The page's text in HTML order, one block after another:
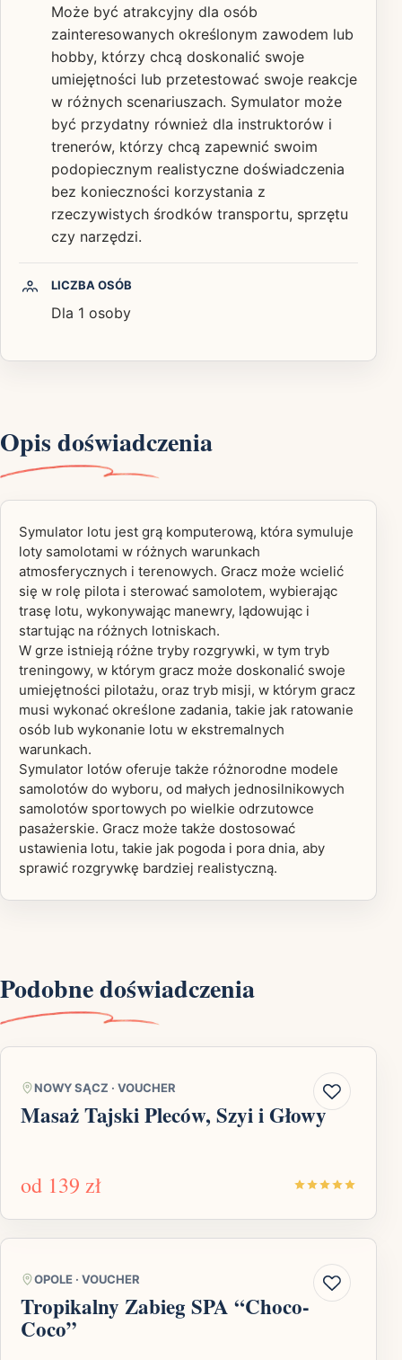
Może być atrakcyjny dla osób
zainteresowanych określonym zawodem lub
hobby, którzy chcą doskonalić swoje
umiejętności lub przetestować swoje reakcje
w różnych scenariuszach. Symulator może
być przydatny również dla instruktorów i
trenerów, którzy chcą zapewnić swoim
podopiecznym realistyczne doświadczenia
bez konieczności korzystania z
rzeczywistych środków transportu, sprzętu
czy narzędzi.
LICZBA OSÓB
Dla 1 osoby
Opis doświadczenia
Symulator lotu jest grą komputerową, która symuluje
loty samolotami w różnych warunkach
atmosferycznych i terenowych. Gracz może wcielić
się w rolę pilota i sterować samolotem, wybierając
trasę lotu, wykonywając manewry, lądowując i
startując na różnych lotniskach.
W grze istnieją różne tryby rozgrywki, w tym tryb
treningowy, w którym gracz może doskonalić swoje
umiejętności pilotażu, oraz tryb misji, w którym gracz
musi wykonać określone zadania, takie jak ratowanie
osób lub wykonanie lotu w ekstremalnych
warunkach.
Symulator lotów oferuje także różnorodne modele
samolotów do wyboru, od małych jednosilnikowych
samolotów sportowych po wielkie odrzutowce
pasażerskie. Gracz może także dostosować
ustawienia lotu, takie jak pogoda i pora dnia, aby
sprawić rozgrywkę bardziej realistyczną.
Podobne doświadczenia
NOWY SĄCZ · VOUCHER
Masaż Tajski Pleców, Szyi i Głowy
od 139 zł
OPOLE · VOUCHER
Tropikalny Zabieg SPA “Choco-
Coco”